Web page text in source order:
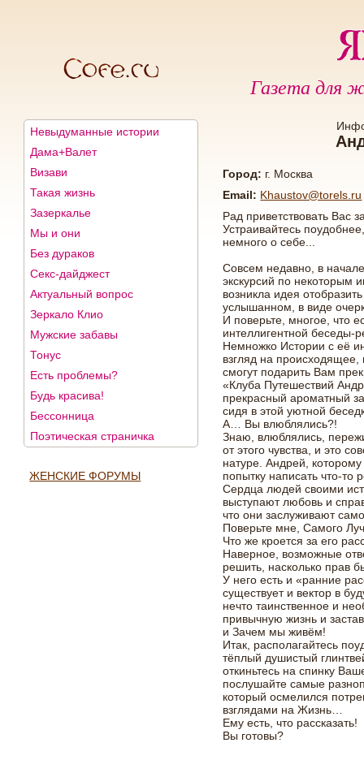
Газета для
Невыдуманные истории
Дама+Валет
Визави
Такая жизнь
Зазеркалье
Мы и они
Без дураков
Секс-дайджест
Актуальный вопрос
Зеркало Клио
Мужские забавы
Тонус
Есть проблемы?
Будь красива!
Бессонница
Поэтическая страничка
ЖЕНСКИЕ ФОРУМЫ
Город: г. Москва
Email: Khaustov@torels.ru
Рад приветствовать Вас
Устраивайтесь
немного о себе...
Совсем недавно, в
экскурсий по некоторым
возникла идея
услышанном, в виде
И поверьте, многое, что
интеллигентной беседы-
Немножко Истории с её
взгляд на
смогут подарить Вам
«Клуба Путешествий
прекрасный ароматный
сидя в этой уютной
А… Вы влюблялись?!
Знаю, влюблялись,
от этого чувства, и это
натуре. Андрей,
попытку написать что-
Сердца людей своими
выступают любовь и
что они заслуживают
Поверьте мне, Самого
Что же кроется за его
Наверное, возможные
решить, насколько прав
У него есть и «ранние
существует и вектор в
нечто таинственное и
привычную жизнь и
и Зачем мы живём!
Итак, располагайтесь
тёплый душистый
откиньтесь на спинку
послушайте самые
который осмелился
взглядами на Жизнь…
Ему есть, что рассказать!
Вы готовы?